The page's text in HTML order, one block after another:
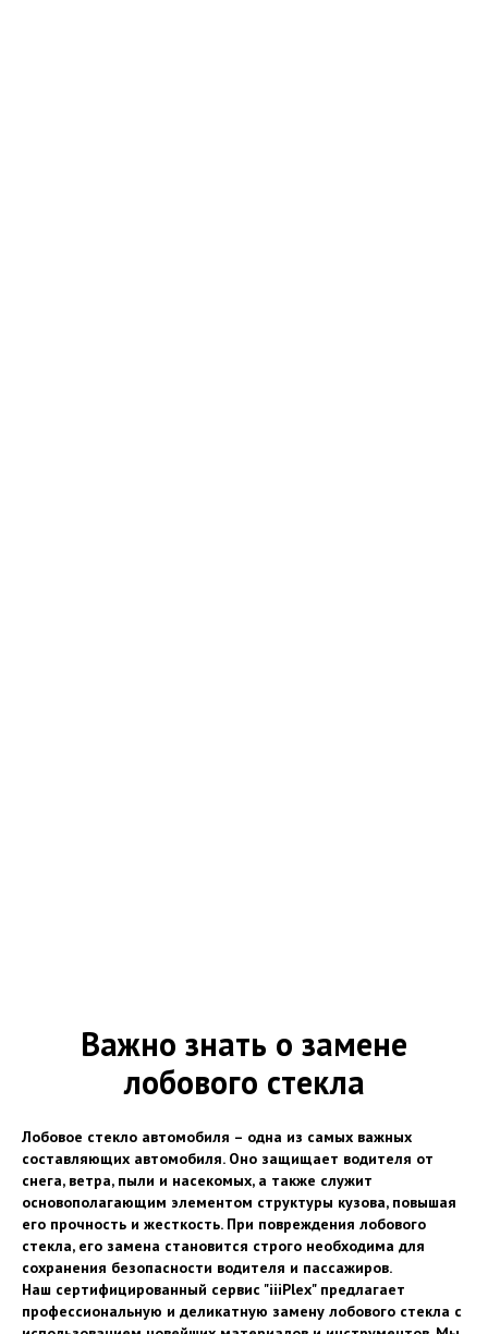
Важно знать о замене
лобового стекла
Лобовое стекло автомобиля – одна из самых важных
составляющих автомобиля. Оно защищает водителя от
снега, ветра, пыли и насекомых, а также служит
основополагающим элементом структуры кузова, повышая
его прочность и жесткость. При повреждения лобового
стекла, его замена становится строго необходима для
сохранения безопасности водителя и пассажиров.
Наш сертифицированный сервис "iiiPlex" предлагает
профессиональную и деликатную замену лобового стекла с